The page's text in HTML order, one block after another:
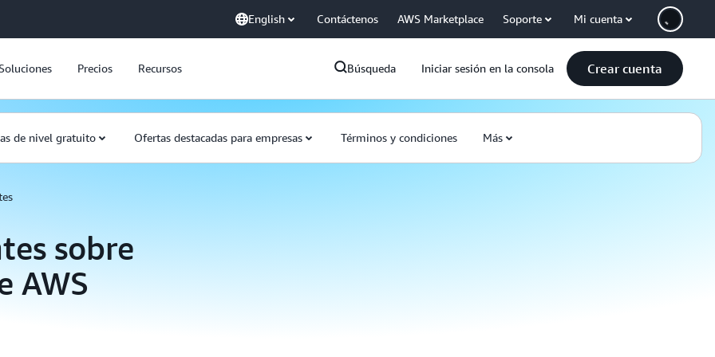
English Contáctenos AWS Marketplace Soporte Mi cuenta
Precios Recursos Búsqueda Iniciar sesión en la consola Crear cuenta
de nivel gratuito Ofertas destacadas para empresas Términos y condiciones Más
sobre
AWS